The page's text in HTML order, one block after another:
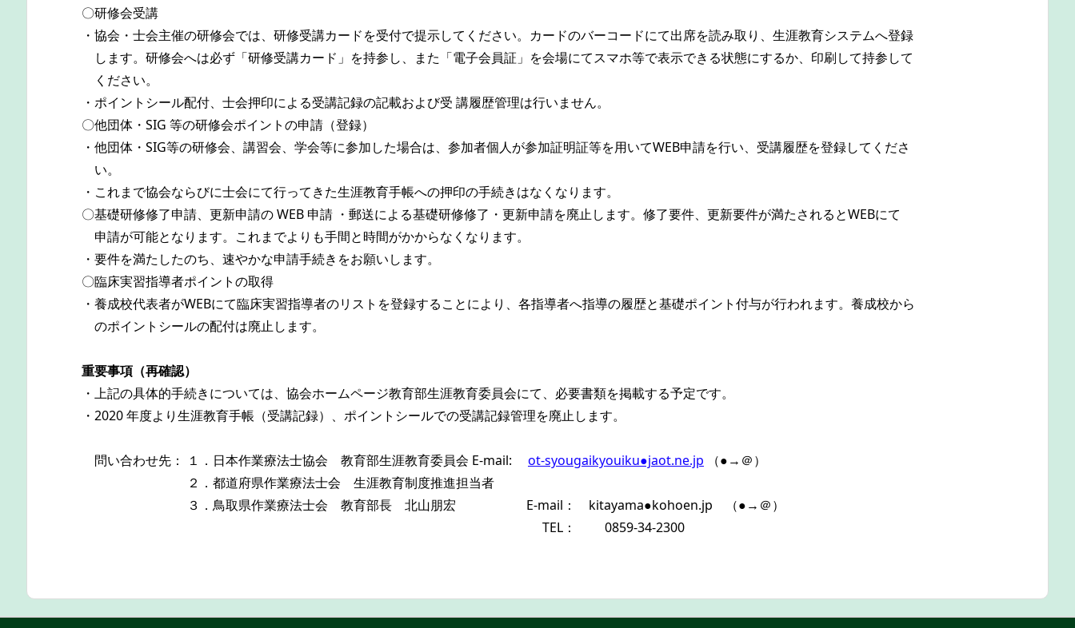
〇研修会受講
・協会・士会主催の研修会では、研修受講カードを受付で提示してください。カードのバーコードにて出席を読み取り、生涯教育システムへ登録
します。研修会へは必ず「研修受講カード」を持参し、また「電子会員証」を会場にてスマホ等で表示できる状態にするか、印刷して持参して
ください。
・ポイントシール配付、士会押印による受講記録の記載および受 講履歴管理は行いません。
〇他団体・SIG 等の研修会ポイントの申請（登録）
・他団体・SIG等の研修会、講習会、学会等に参加した場合は、参加者個人が参加証明証等を用いてWEB申請を行い、受講履歴を登録してくださ
い。
・これまで協会ならびに士会にて行ってきた生涯教育手帳への押印の手続きはなくなります。
〇基礎研修修了申請、更新申請の WEB 申請 ・郵送による基礎研修修了・更新申請を廃止します。修了要件、更新要件が満たされるとWEBにて
申請が可能となります。これまでよりも手間と時間がかからなくなります。
・要件を満たしたのち、速やかな申請手続きをお願いします。
〇臨床実習指導者ポイントの取得
・養成校代表者がWEBにて臨床実習指導者のリストを登録することにより、各指導者へ指導の履歴と基礎ポイント付与が行われます。養成校から
のポイントシールの配付は廃止します。
重要事項（再確認）
・上記の具体的手続きについては、協会ホームページ教育部生涯教育委員会にて、必要書類を掲載する予定です。
・2020 年度より生涯教育手帳（受講記録）、ポイントシールでの受講記録管理を廃止します。
問い合わせ先： １．日本作業療法士協会 教育部生涯教育委員会 E-mail: ot-syougaikyouiku●jaot.ne.jp （●→＠）
２．都道府県作業療法士会 生涯教育制度推進担当者
３．鳥取県作業療法士会 教育部長 北山朋宏 E-mail： kitayama●kohoen.jp （●→＠）
TEL： 0859-34-2300